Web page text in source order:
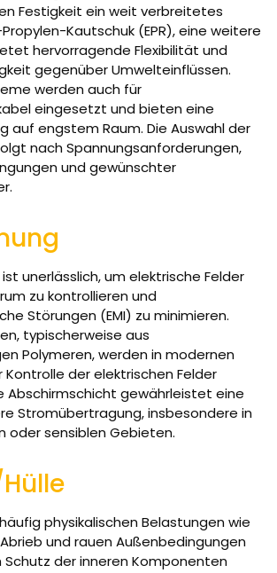
Festigkeit ein weit verbreitetes
Kautschuk (EPR), eine weitere
hervorragende Flexibilität und
gegenüber Umwelteinflüssen.
werden auch für
eingesetzt und bieten eine
auf engstem Raum. Die Auswahl der
nach Spannungsanforderungen,
und gewünschter
unerlässlich, um elektrische Felder
zu kontrollieren und
Störungen (EMI) zu minimieren.
typischerweise aus
Polymeren, werden in modernen
Kontrolle der elektrischen Felder
Abschirmschicht gewährleistet eine
Stromübertragung, insbesondere in
oder sensiblen Gebieten.
physikalischen Belastungen wie
und rauen Außenbedingungen
der inneren Komponenten